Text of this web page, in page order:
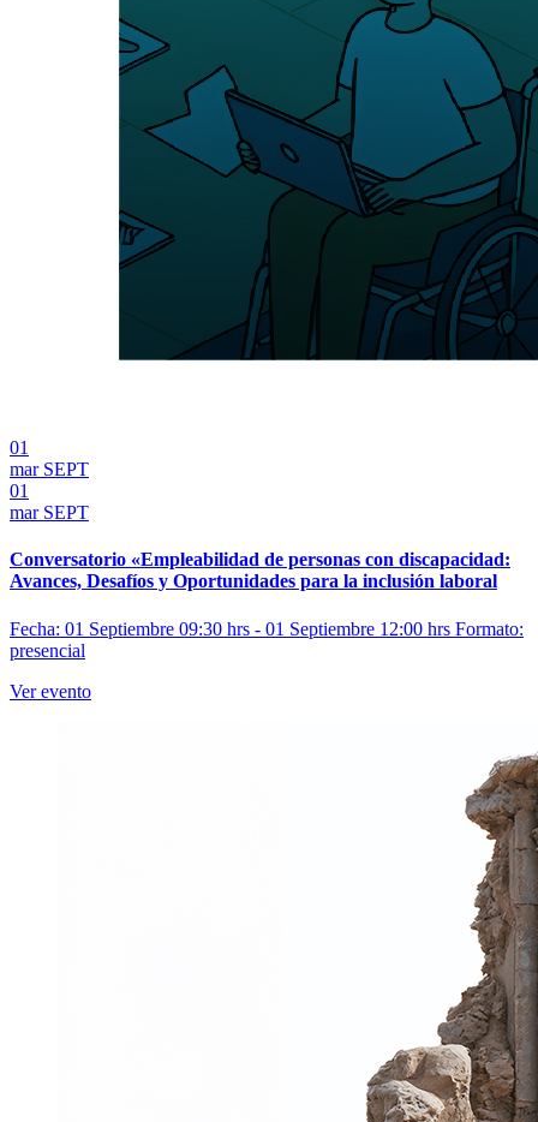
01
mar SEPT
01
mar SEPT
Conversatorio «Empleabilidad de personas con discapacidad:
Avances, Desafíos y Oportunidades para la inclusión laboral
Fecha: 01 Septiembre 09:30 hrs - 01 Septiembre 12:00 hrs Formato:
presencial
Ver evento